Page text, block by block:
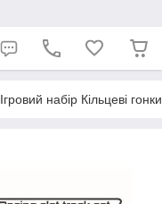
Ігровий набір Кільцеві